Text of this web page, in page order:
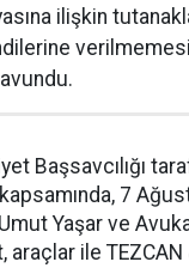
ilişkin
Başsavcılığı
7
Yaşar ve
araçlar ile TEZCAN